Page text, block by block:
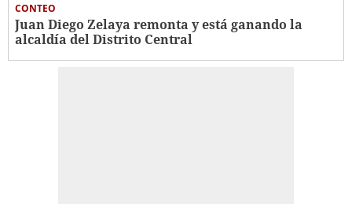
CONTEO
Juan Diego Zelaya remonta y está ganando la
alcaldía del Distrito Central